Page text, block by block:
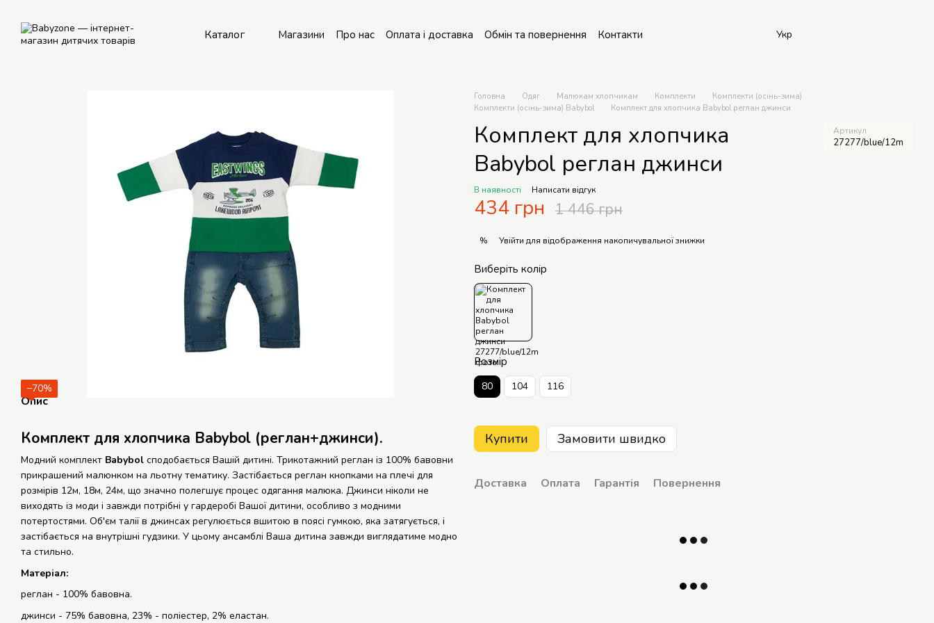
Каталог Магазини Про нас Оплата і доставка Обмін та повернення
Контакти
Укр
−70%
Опис
Комплект для хлопчика Babybol (реглан+джинси).
Модний комплект Babybol сподобається Вашій дитині. Трикотажний реглан із 100% бавовни
прикрашений малюнком на льотну тематику. Застібається реглан кнопками на плечі для
розмірів 12м, 18м, 24м, що значно полегшує процес одягання малюка. Джинси ніколи не
виходять із моди і завжди потрібні у гардеробі Вашої дитини, особливо з модними
потертостями. Об'єм талії в джинсах регулюється вшитою в поясі гумкою, яка затягується, і
застібається на внутрішні гудзики. У цьому ансамблі Ваша дитина завжди виглядатиме модно
та стильно.
Матеріал:
реглан - 100% бавовна.
джинси - 75% бавовна, 23% - поліестер, 2% еластан.
Головна Одяг Малюкам хлопчикам Комплекти
Комплекти (осінь-зима)
Комплекти (осінь-зима) Babybol
Комплект для хлопчика Babybol реглан джинси
Комплект для хлопчика
Babybol реглан джинси
Артикул
27277/blue/12m
В наявності Написати відгук
434 грн 1 446 грн
% Увійти для відображення накопичувальної знижки
Виберіть колір
Розмір
80 104 116
Купити Замовити швидко
Доставка Оплата Гарантія Повернення